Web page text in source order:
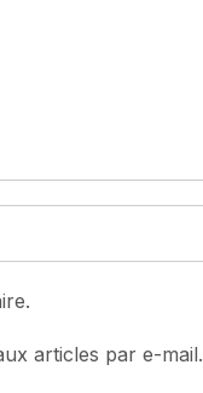
articles par e-mail.